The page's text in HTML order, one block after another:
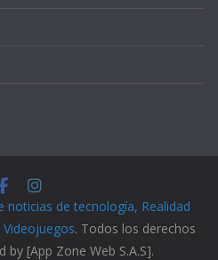
noticias de tecnología, Realidad
. Todos los derechos
by [App Zone Web S.A.S].